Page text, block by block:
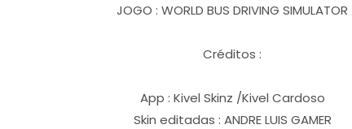
JOGO : WORLD BUS DRIVING SIMULATOR
Créditos :
App : Kivel Skinz /Kivel Cardoso
Skin editadas : ANDRE LUIS GAMER